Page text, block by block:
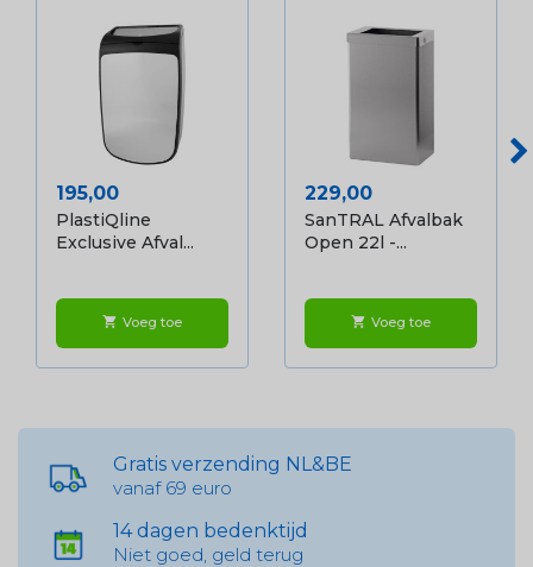
Prijs
195,00
PlastiQline
Exclusive Afval...
shopping_cart Voeg toe
Prijs
229,00
SanTRAL Afvalbak
Open 22l -...
shopping_cart Voeg toe
Gratis verzending NL&BE
vanaf 69 euro
14 dagen bedenktijd
Niet goed, geld terug